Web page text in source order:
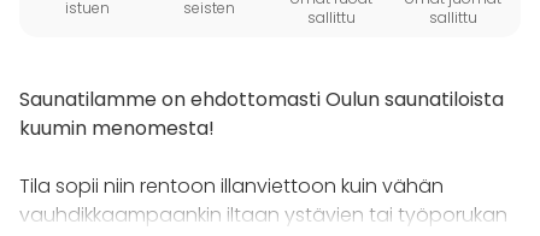
istuen seisten
sallittu
sallittu
Saunatilamme on ehdottomasti Oulun saunatiloista
kuumin menomesta!
Tila sopii niin rentoon illanviettoon kuin vähän
vauhdikkaampaankin iltaan ystävien tai työporukan